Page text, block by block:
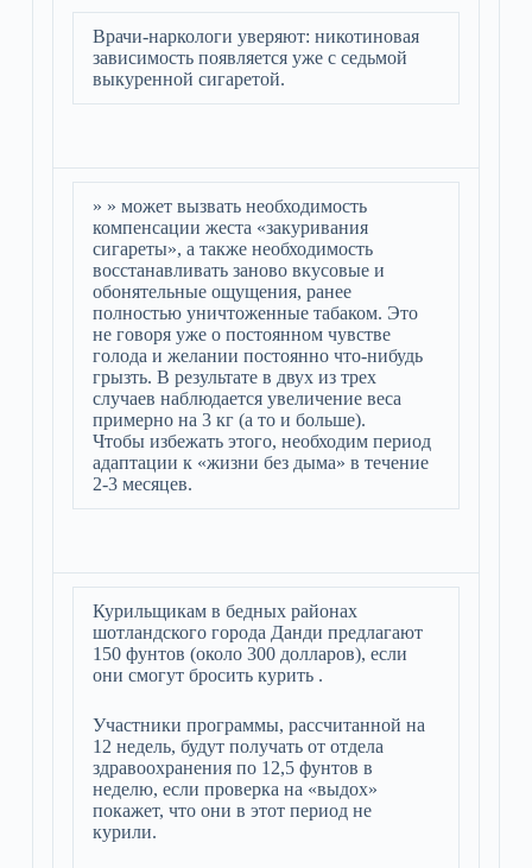
Врачи-наркологи уверяют: никотиновая
зависимость появляется уже с седьмой
выкуренной сигаретой.
» » может вызвать необходимость
компенсации жеста «закуривания
сигареты», а также необходимость
восстанавливать заново вкусовые и
обонятельные ощущения, ранее
полностью уничтоженные табаком. Это
не говоря уже о постоянном чувстве
голода и желании постоянно что-нибудь
грызть. В результате в двух из трех
случаев наблюдается увеличение веса
примерно на 3 кг (а то и больше).
Чтобы избежать этого, необходим период
адаптации к «жизни без дыма» в течение
2-3 месяцев.
Курильщикам в бедных районах
шотландского города Данди предлагают
150 фунтов (около 300 долларов), если
они смогут бросить курить .
Участники программы, рассчитанной на
12 недель, будут получать от отдела
здравоохранения по 12,5 фунтов в
неделю, если проверка на «выдох»
покажет, что они в этот период не
курили.